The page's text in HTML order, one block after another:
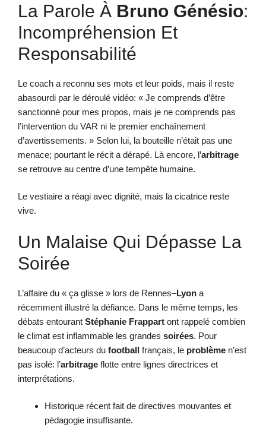
La Parole À Bruno Génésio:
Incompréhension Et
Responsabilité
Le coach a reconnu ses mots et leur poids, mais il reste
abasourdi par le déroulé vidéo: « Je comprends d’être
sanctionné pour mes propos, mais je ne comprends pas
l’intervention du VAR ni le premier enchaînement
d’avertissements. » Selon lui, la bouteille n’était pas une
menace; pourtant le récit a dérapé. Là encore, l’arbitrage
se retrouve au centre d’une tempête humaine.
Le vestiaire a réagi avec dignité, mais la cicatrice reste
vive.
Un Malaise Qui Dépasse La
Soirée
L’affaire du « ça glisse » lors de Rennes–Lyon a
récemment illustré la défiance. Dans le même temps, les
débats entourant Stéphanie Frappart ont rappelé combien
le climat est inflammable les grandes soirées. Pour
beaucoup d’acteurs du football français, le problème n’est
pas isolé: l’arbitrage flotte entre lignes directrices et
interprétations.
Historique récent fait de directives mouvantes et
pédagogie insuffisante.